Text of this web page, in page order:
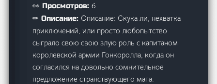
👀 Просмотров:6
✏ Описание:Описание: Скука ли, нехватка
приключений, или просто любопытство
сыграло свою свою злую роль с капитаном
королевской армии Гонкоролла, когда он
согласился на довольно сомнительное
предложение странствующего мага.